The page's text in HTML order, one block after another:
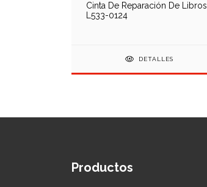
Cinta De Reparación De Libros
L533-0124
DETALLES
Productos